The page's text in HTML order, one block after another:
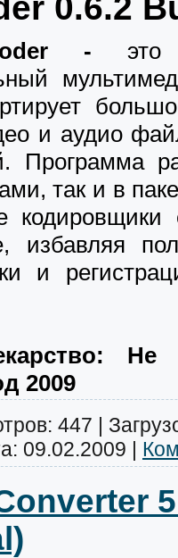
- это
и аудио
Программа
так и в
кодировщики
избавляя
и
Не
2009
447 |
09.02.2009 |